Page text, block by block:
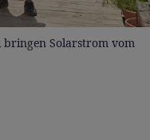
bringen Solarstrom vom